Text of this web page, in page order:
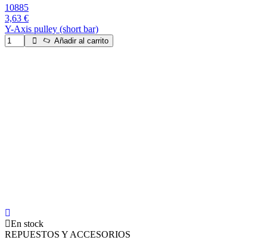
10885
3,63 €
Y-Axis pulley (short bar)
Añadir al carrito
En stock
REPUESTOS Y ACCESORIOS